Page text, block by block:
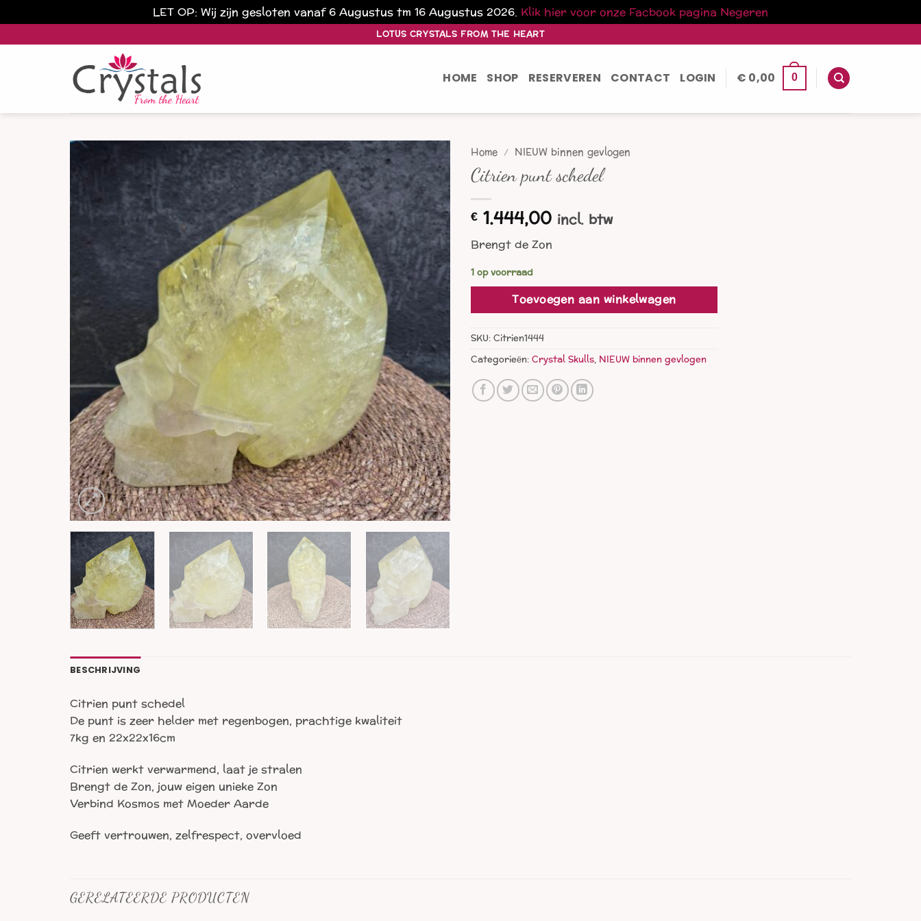
LET OP: Wij zijn gesloten vanaf 6 Augustus tm 16 Augustus 2026. Klik hier voor onze Facbook pagina Negeren
naar
LOTUS CRYSTALS FROM THE HEART
HOME SHOP RESERVEREN CONTACT LOGIN € 0,00 0
Home / NIEUW binnen gevlogen
Citrien punt schedel
€ 1.444,00 incl. btw
Brengt de Zon
1 op voorraad
Toevoegen aan winkelwagen
SKU:Citrien1444
Categorieën:Crystal Skulls, NIEUW binnen gevlogen
BESCHRIJVING
Citrien punt schedel
De punt is zeer helder met regenbogen, prachtige kwaliteit
7kg en 22x22x16cm
Citrien werkt verwarmend, laat je stralen
Brengt de Zon, jouw eigen unieke Zon
Verbind Kosmos met Moeder Aarde
Geeft vertrouwen, zelfrespect, overvloed
GERELATEERDE PRODUCTEN